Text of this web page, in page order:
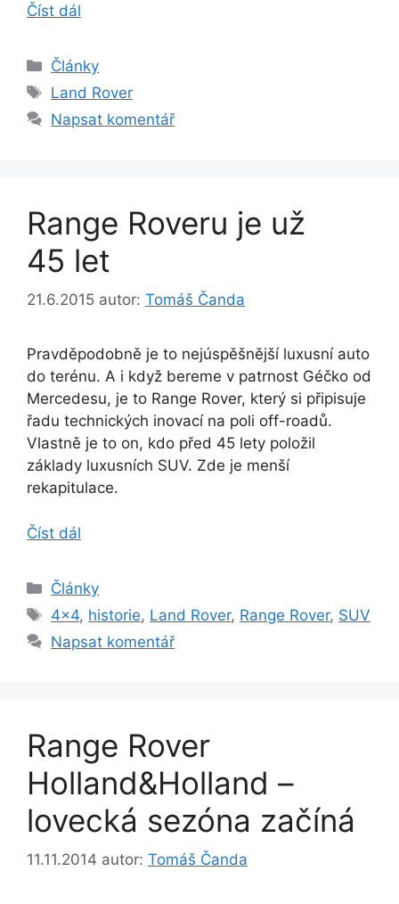
Číst dál
Rubriky
Články
Štítky
Land Rover
Napsat komentář
Range Roveru je už
45 let
21.6.2015 autor: Tomáš Čanda
Pravděpodobně je to nejúspěšnější luxusní auto
do terénu. A i když bereme v patrnost Géčko od
Mercedesu, je to Range Rover, který si připisuje
řadu technických inovací na poli off-roadů.
Vlastně je to on, kdo před 45 lety položil
základy luxusních SUV. Zde je menší
rekapitulace.
Číst dál
Rubriky
Články
Štítky
4x4, historie, Land Rover, Range Rover, SUV
Napsat komentář
Range Rover
Holland&Holland –
lovecká sezóna začíná
11.11.2014 autor: Tomáš Čanda